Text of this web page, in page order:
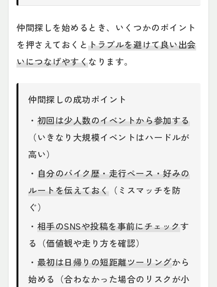
仲間探しを始めるとき、いくつかのポイント
を押さえておくとトラブルを避けて良い出会
いにつなげやすくなります。
仲間探しの成功ポイント
・ 初回は少人数のイベントから参加する
（いきなり大規模イベントはハードルが
高い）
・ 自分のバイク歴・走行ペース・好みの
ルートを伝えておく
（ミスマッチを防
ぐ）
・ 相手のSNSや投稿を事前にチェックす
る（価値観や走り方を確認）
・ 最初は日帰りの短距離ツーリングから
始める（合わなかった場合のリスクが小